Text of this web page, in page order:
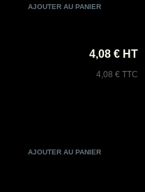
4,08 € HT
4,08 € TTC